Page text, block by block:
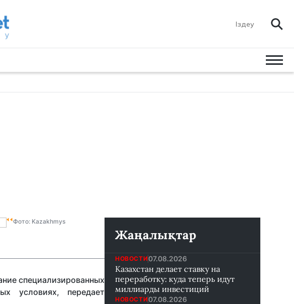
Фото: Kazakhmys
специализированных
условиях, передает
Жаңалықтар
НОВОСТИ 07.08.2026
Казахстан делает ставку на
переработку: куда теперь идут
миллиарды инвестиций
НОВОСТИ 07.08.2026